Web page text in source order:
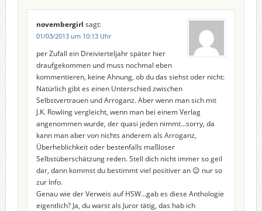
novembergirl sagt:
01/03/2013 um 10:13 Uhr
per Zufall ein Dreivierteljahr später hier
draufgekommen und muss nochmal eben
kommentieren, keine Ahnung, ob du das siehst oder nicht:
Natürlich gibt es einen Unterschied zwischen
Selbstvertrauen und Arroganz. Aber wenn man sich mit
J.K. Rowling vergleicht, wenn man bei einem Verlag
angenommen wurde, der quasi jeden nimmt…sorry, da
kann man aber von nichts anderem als Arroganz,
Überheblichkeit oder bestenfalls maßloser
Selbstüberschätzung reden. Stell dich nicht immer so geil
dar, dann kommst du bestimmt viel positiver an 😉 nur so
zur Info.
Genau wie der Verweis auf HSW…gab es diese Anthologie
eigentlich? Ja, du warst als Juror tätig, das hab ich